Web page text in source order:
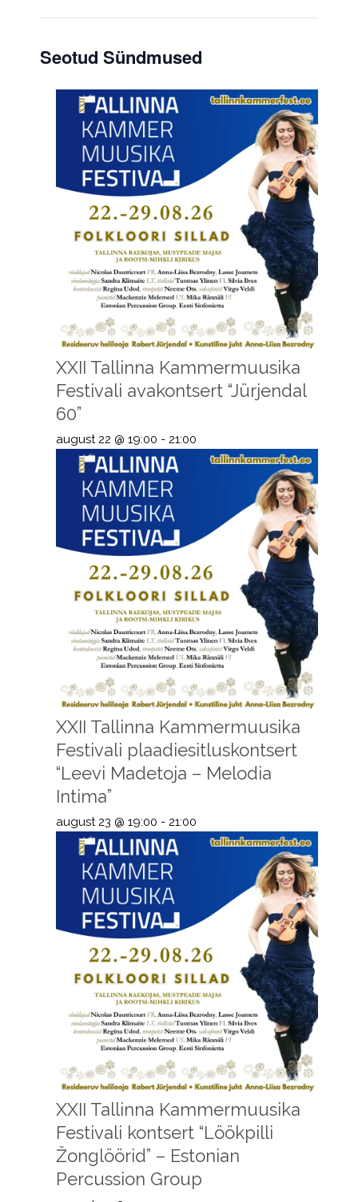
Seotud Sündmused
XXII Tallinna Kammermuusika
Festivali avakontsert “Jürjendal
60”
august 22 @ 19:00 - 21:00
XXII Tallinna Kammermuusika
Festivali plaadiesitluskontsert
“Leevi Madetoja – Melodia
Intima”
august 23 @ 19:00 - 21:00
XXII Tallinna Kammermuusika
Festivali kontsert “Löökpilli
Žonglöörid” – Estonian
Percussion Group